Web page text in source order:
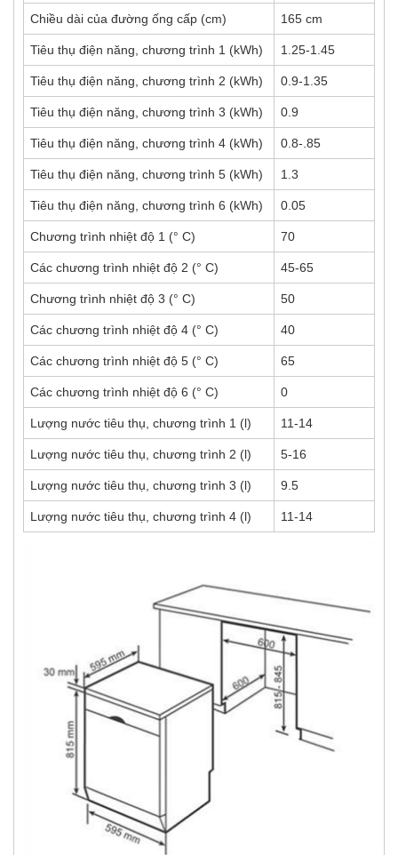
Chiều dài của đường ống cấp (cm) 165 cm
Tiêu thụ điện năng, chương trình 1 (kWh) 1.25-1.45
Tiêu thụ điện năng, chương trình 2 (kWh) 0.9-1.35
Tiêu thụ điện năng, chương trình 3 (kWh) 0.9
Tiêu thụ điện năng, chương trình 4 (kWh) 0.8-.85
Tiêu thụ điện năng, chương trình 5 (kWh) 1.3
Tiêu thụ điện năng, chương trình 6 (kWh) 0.05
Chương trình nhiệt độ 1 (° C) 70
Các chương trình nhiệt độ 2 (° C) 45-65
Chương trình nhiệt độ 3 (° C) 50
Các chương trình nhiệt độ 4 (° C) 40
Các chương trình nhiệt độ 5 (° C) 65
Các chương trình nhiệt độ 6 (° C) 0
Lượng nước tiêu thụ, chương trình 1 (l) 11-14
Lượng nước tiêu thụ, chương trình 2 (l) 5-16
Lượng nước tiêu thụ, chương trình 3 (l) 9.5
Lượng nước tiêu thụ, chương trình 4 (l) 11-14